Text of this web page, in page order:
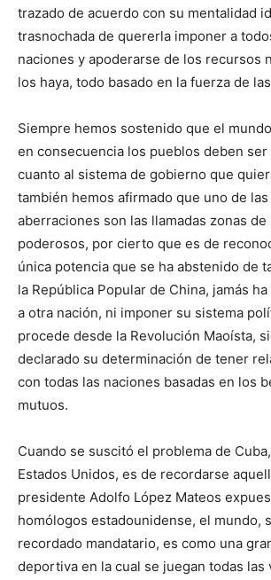
trazado de acuerdo con su mentalidad
trasnochada de quererla imponer a
naciones y apoderarse de los recursos
los haya, todo basado en la fuerza de
Siempre hemos sostenido que el
en consecuencia los pueblos deben ser
cuanto al sistema de gobierno que
también hemos afirmado que uno de
aberraciones son las llamadas zonas
poderosos, por cierto que es de
única potencia que se ha abstenido de
la República Popular de China, jamás
a otra nación, ni imponer su sistema
procede desde la Revolución Maoísta,
declarado su determinación de tener
con todas las naciones basadas en los
mutuos.
Cuando se suscitó el problema de
Estados Unidos, es de recordarse
presidente Adolfo López Mateos
homólogos estadounidense, el mundo,
recordado mandatario, es como una
deportiva en la cual se juegan todas las